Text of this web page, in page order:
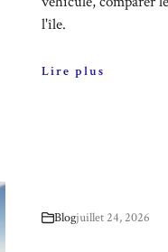
l'île.
Lire plus
Blogjuillet 24, 2026